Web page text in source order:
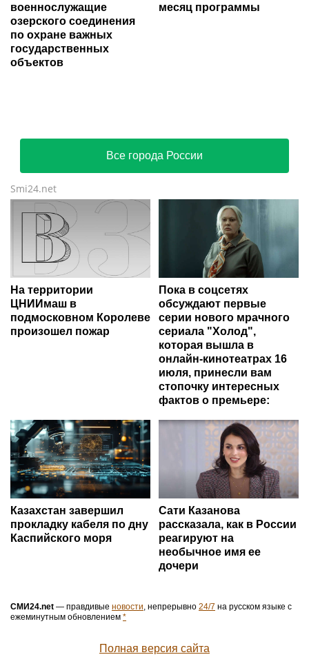
военнослужащие
озерского соединения
по охране важных
государственных
объектов
месяц программы
Все города России
Smi24.net
На территории
ЦНИИмаш в
подмосковном Королеве
произошел пожар
Пока в соцсетях
обсуждают первые
серии нового мрачного
сериала "Холод",
которая вышла в
онлайн-кинотеатрах 16
июля, принесли вам
стопочку интересных
фактов о премьере:
Казахстан завершил
прокладку кабеля по дну
Каспийского моря
Сати Казанова
рассказала, как в России
реагируют на
необычное имя ее
дочери
СМИ24.net — правдивые новости, непрерывно 24/7 на русском языке с
ежеминутным обновлением *
Полная версия сайта